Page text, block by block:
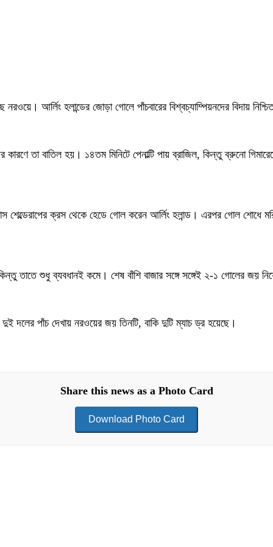
আর্লিং হলান্ডের জোড়া গোলে পাঁচবারের বিশ্বচ্যাম্পিয়নদের বিদায়
তা বাতিল হয়। ১৪তম মিনিটে পেনাল্টি পায় ব্রাজিল, কিন্তু ব্রুনো
শেল্ডেরাপের ক্রস থেকে হেডে গোল করেন আর্লিং হলান্ড। এরপর গোল
তাতে শুধু ব্যবধানই কমে। শেষ বাঁশি বাজার সঙ্গে সঙ্গেই ২-১ গোলের জয়
দলের পাঁচ দেখায় নরওয়ের জয় তিনটি, বাকি দুটি ম্যাচ ড্র হয়েছে।
Share this news as a Photo Card
Download Photo Card